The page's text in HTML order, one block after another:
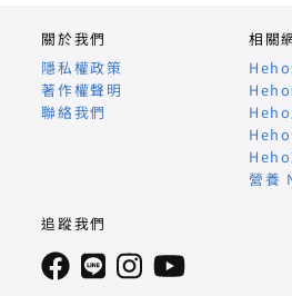
關於我們
隱私權政策
著作權聲明
聯絡我們
相關
營養
追蹤我們